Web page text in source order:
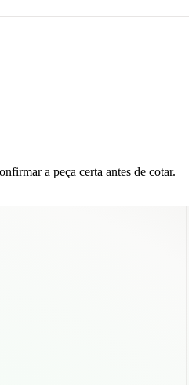
a peça certa antes de cotar.